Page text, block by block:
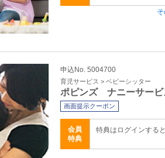
申込No. 5004700
育児サービス > ベビーシッター
ポピンズ ナニーサービ
画面提示クーポン
会員
特典
特典はログインする